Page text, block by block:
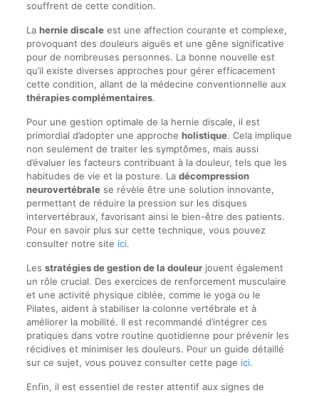
souffrent de cette condition.
La hernie discaleest une affection courante et complexe,
provoquant des douleurs aiguës et une gêne significative
pour de nombreuses personnes. La bonne nouvelle est
qu’il existe diverses approches pour gérer efficacement
cette condition, allant de la médecine conventionnelle aux
thérapies complémentaires.
Pour une gestion optimale de la hernie discale, il est
primordial d’adopter une approche holistique. Cela implique
non seulement de traiter les symptômes, mais aussi
d’évaluer les facteurs contribuant à la douleur, tels que les
habitudes de vie et la posture. La décompression
neurovertébralese révèle être une solution innovante,
permettant de réduire la pression sur les disques
intervertébraux, favorisant ainsi le bien-être des patients.
Pour en savoir plus sur cette technique, vous pouvez
consulter notre site ici.
Les stratégies de gestion de la douleurjouent également
un rôle crucial. Des exercices de renforcement musculaire
et une activité physique ciblée, comme le yoga ou le
Pilates, aident à stabiliser la colonne vertébrale et à
améliorer la mobilité. Il est recommandé d’intégrer ces
pratiques dans votre routine quotidienne pour prévenir les
récidives et minimiser les douleurs. Pour un guide détaillé
sur ce sujet, vous pouvez consulter cette page ici.
Enfin, il est essentiel de rester attentif aux signes de